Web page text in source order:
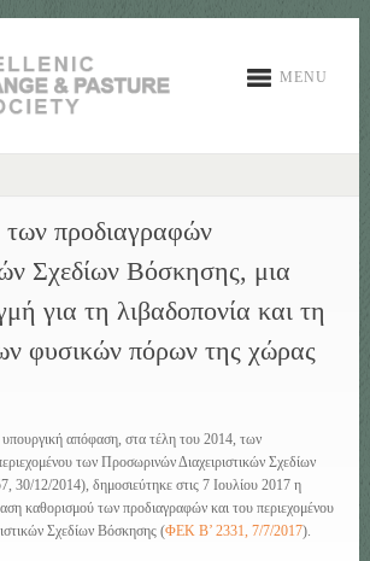
MENU
προδιαγραφών
Σχεδίων Βόσκησης, μια
για τη λιβαδοπονία και τη
φυσικών πόρων της χώρας
απόφαση, στα τέλη του 2014, των
των Προσωρινών Διαχειριστικών Σχεδίων
12/2014), δημοσιεύτηκε στις 7 Ιουλίου 2017 η
καθορισμού των προδιαγραφών και του περιεχομένου
Σχεδίων Βόσκησης (ΦΕΚ Β’ 2331, 7/7/2017).